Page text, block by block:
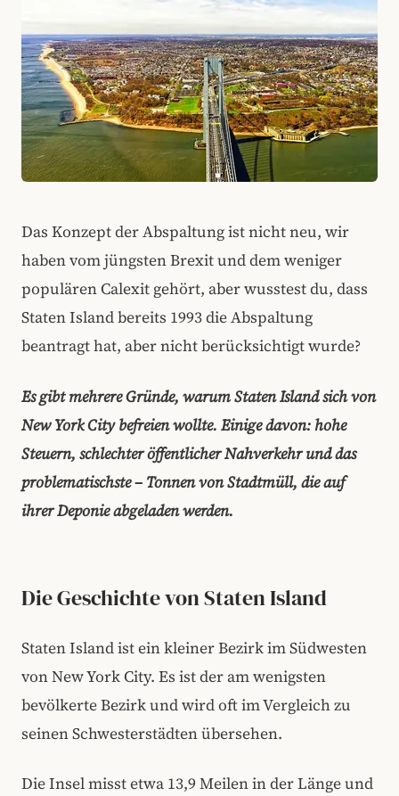
Das Konzept der Abspaltung ist nicht neu, wir
haben vom jüngsten Brexit und dem weniger
populären Calexit gehört, aber wusstest du, dass
Staten Island bereits 1993 die Abspaltung
beantragt hat, aber nicht berücksichtigt wurde?
Es gibt mehrere Gründe, warum Staten Island sich von
New York City befreien wollte. Einige davon: hohe
Steuern, schlechter öffentlicher Nahverkehr und das
problematischste – Tonnen von Stadtmüll, die auf
ihrer Deponie abgeladen werden.
Die Geschichte von Staten Island
Staten Island ist ein kleiner Bezirk im Südwesten
von New York City. Es ist der am wenigsten
bevölkerte Bezirk und wird oft im Vergleich zu
seinen Schwesterstädten übersehen.
Die Insel misst etwa 13,9 Meilen in der Länge und